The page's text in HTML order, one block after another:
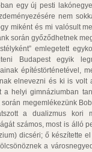
egy új pesti
nem
miként és mi valósult
során győződhetnek
emlegetett
Budapest egyik
építéstörténetével,
elnevezni és ki is volt
helyi gimnáziumban
megemlékezünk
a dualizmus kori
számos, most is álló
dicséri; ő készítette
a